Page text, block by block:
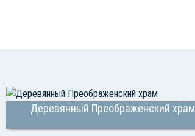
Деревянный Преображенский храм